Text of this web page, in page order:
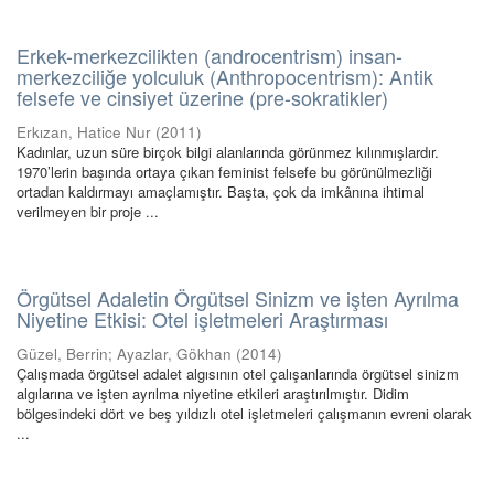
Erkek-merkezcilikten (androcentrism) insan-
merkezciliğe yolculuk (Anthropocentrism): Antik
felsefe ve cinsiyet üzerine (pre-sokratikler)
Erkızan, Hatice Nur (2011)
Kadınlar, uzun süre birçok bilgi alanlarında görünmez kılınmışlardır.
1970’lerin başında ortaya çıkan feminist felsefe bu görünülmezliği
ortadan kaldırmayı amaçlamıştır. Başta, çok da imkânına ihtimal
verilmeyen bir proje ...
Örgütsel Adaletin Örgütsel Sinizm ve işten Ayrılma
Niyetine Etkisi: Otel işletmeleri Araştırması
Güzel, Berrin; Ayazlar, Gökhan (2014)
Çalışmada örgütsel adalet algısının otel çalışanlarında örgütsel sinizm
algılarına ve işten ayrılma niyetine etkileri araştırılmıştır. Didim
bölgesindeki dört ve beş yıldızlı otel işletmeleri çalışmanın evreni olarak
...